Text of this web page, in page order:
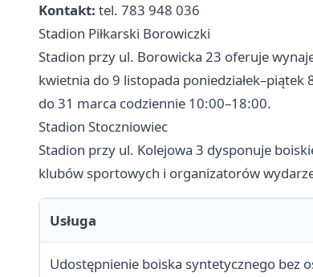
Kontakt: tel. 783 948 036
Stadion Piłkarski Borowiczki
Stadion przy ul. Borowicka 23 oferuje
kwietnia do 9 listopada
do 31 marca codziennie 10:00–18:00.
Stadion Stoczniowiec
Stadion przy ul. Kolejowa 3 dysponuje
klubów sportowych i organizatorów
Usługa
Udostępnienie boiska syntetycznego bez